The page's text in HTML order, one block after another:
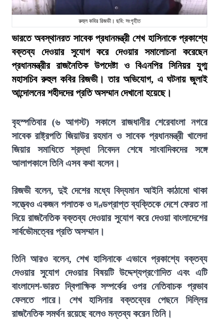
রুহুল কবির রিজভী। ছবি: সংগৃহীত
ভারতে অবস্থানরত সাবেক প্রধানমন্ত্রী শেখ হাসিনাকে প্রকাশ্যে
বক্তব্য দেওয়ার সুযোগ করে দেওয়ার সমালোচনা করেছেন
প্রধানমন্ত্রীর রাজনৈতিক উপদেষ্টা ও বিএনপির সিনিয়র যুগ্ম
মহাসচিব রুহুল কবির রিজভী। তার অভিযোগ, এ ঘটনায় জুলাই
আন্দোলনের শহীদদের প্রতি অসম্মান দেখানো হয়েছে।
বৃহস্পতিবার (৬ আগস্ট) সকালে রাজধানীর শেরেবাংলা নগরে
সাবেক রাষ্ট্রপতি জিয়াউর রহমান ও সাবেক প্রধানমন্ত্রী খালেদা
জিয়ার সমাধিতে শ্রদ্ধা নিবেদন শেষে সাংবাদিকদের সঙ্গে
আলাপকালে তিনি এসব কথা বলেন।
রিজভী বলেন, দুই দেশের মধ্যে বিদ্যমান আইনি কাঠামো থাকা
সত্ত্বেও একজন পলাতক ও দণ্ডপ্রাপ্ত ব্যক্তিকে দেশে ফেরত না
দিয়ে রাজনৈতিক বক্তব্য দেওয়ার সুযোগ করে দেওয়া বাংলাদেশের
সার্বভৌমত্বের প্রতি অসম্মান।
তিনি আরও বলেন, শেখ হাসিনাকে এভাবে প্রকাশ্যে বক্তব্য
দেওয়ার সুযোগ দেওয়ার বিষয়টি উদ্দেশ্যপ্রণোদিত এবং এটি
বাংলাদেশ-ভারত দ্বিপাক্ষিক সম্পর্কের ওপর নেতিবাচক প্রভাব
ফেলতে পারে। শেখ হাসিনার বক্তব্যের পেছনে দিল্লির
রাজনৈতিক সমর্থন রয়েছে বলেও মন্তব্য করেন তিনি।